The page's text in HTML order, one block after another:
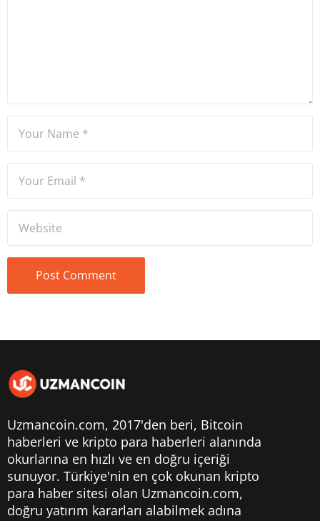
Uzmancoin.com, 2017'den beri, Bitcoin
haberleri ve kripto para haberleri alanında
okurlarına en hızlı ve en doğru içeriği
sunuyor. Türkiye'nin en çok okunan kripto
para haber sitesi olan Uzmancoin.com,
doğru yatırım kararları alabilmek adına